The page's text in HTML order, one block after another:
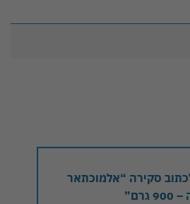
סקירה “אלמוכתאר